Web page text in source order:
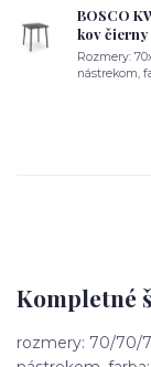
BOSCO
kov čierny
Rozmery:
nástrekom,
Kompletné
rozmery: 70/70/